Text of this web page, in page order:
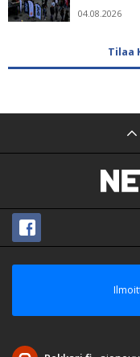
04.08.2026
Tilaa